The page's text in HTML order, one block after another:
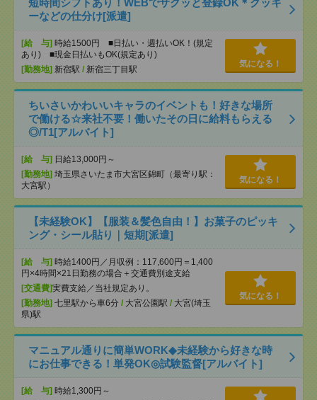
短時間シフトあり！WEBでサクッと登録OK＊クッキ
ーなどの仕分け[派遣]
[給 与] 時給1500円 ■日払い・週払いOK！(規定
あり) ■現金日払いもOK(規定あり)
[勤務地] 新宿駅 / 新宿三丁目駅
気になる！
ちいさいかわいいキャラのイベントも！好きな場所
で働ける☆来社不要！働いたその日に給料もらえる
◎/T1[アルバイト]
[給 与] 日給13,000円～
[勤務地] 埼玉県さいたま市大宮区錦町（最寄り駅：
大宮駅）
気になる！
【未経験OK】【服装＆髪色自由！】お菓子のピッキ
ング・シール貼り｜短期[派遣]
[給 与] 時給1400円／月収例：117,600円＝1,400
円×4時間×21日勤務の場合＋交通費別途支給
[交通費]実費支給／当社規定あり。
[勤務地] 七里駅から車6分 / 大宮公園駅 / 大宮(埼玉
県)駅
気になる！
マニュアル通りに簡単WORK◆未経験から好きな時
にお仕事できる！単発OK◎試験監督[アルバイト]
[給 与] 時給1,300円～